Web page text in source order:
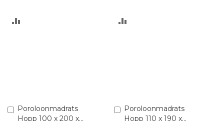
Poroloonmadrats
Hopp 100 x 200 x
Lisa
ostukorvi
Poroloonmadrats
Hopp 110 x 190 x
Lisa
ostukorvi